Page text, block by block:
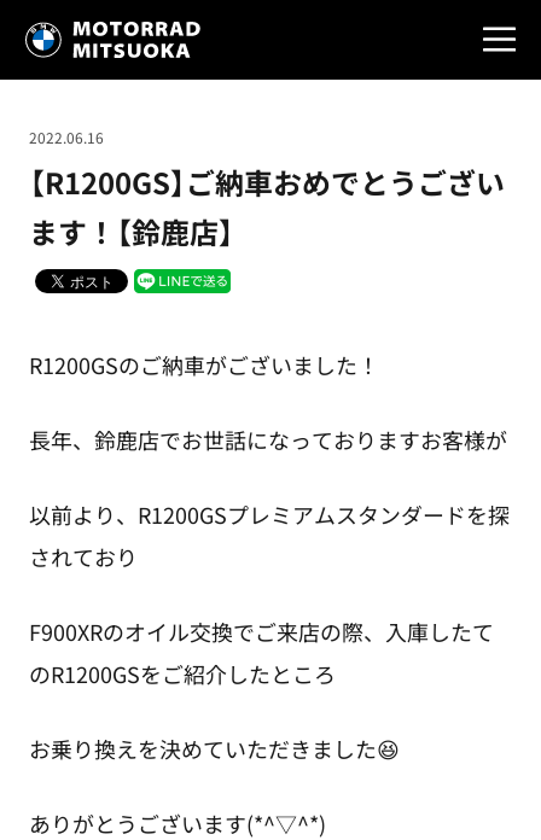
【R1200GS】ご納車おめでとうござい
ます！【鈴鹿店】
2022.06.16
R1200GSのご納車がございました！
長年、鈴鹿店でお世話になっておりますお客様が
以前より、R1200GSプレミアムスタンダードを探
されており
F900XRのオイル交換でご来店の際、入庫したて
のR1200GSをご紹介したところ
お乗り換えを決めていただきました😆
ありがとうございます(*^▽^*)